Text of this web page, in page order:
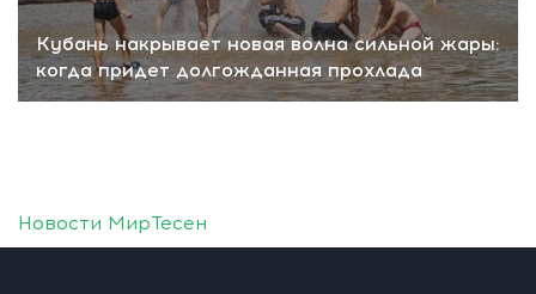
Кубань накрывает новая волна сильной жары:
когда придет долгожданная прохлада
Новости МирТесен